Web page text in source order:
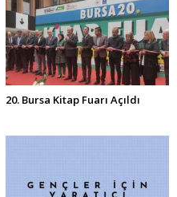
20. Bursa Kitap Fuarı Açıldı